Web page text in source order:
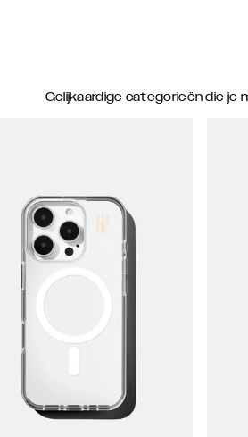
Gelijkaardige categorieën die je